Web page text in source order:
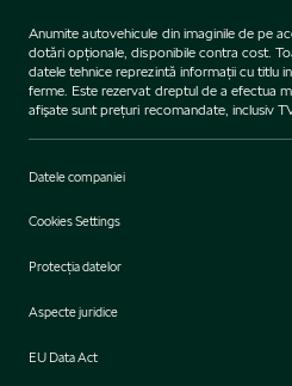
Anumite autovehicule din imaginile de pe
dotări opţionale, disponibile contra cost.
datele tehnice reprezintă informaţii cu titlu
ferme. Este rezervat dreptul de a efectua
afişate sunt preţuri recomandate, inclusiv
Datele companiei
Cookies Settings
Protecţia datelor
Aspecte juridice
EU Data Act